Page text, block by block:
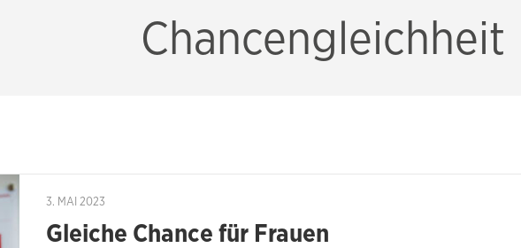
Chancengleichheit
3. MAI 2023
Gleiche Chance für Frauen